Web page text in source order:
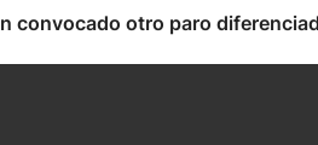
convocado otro paro